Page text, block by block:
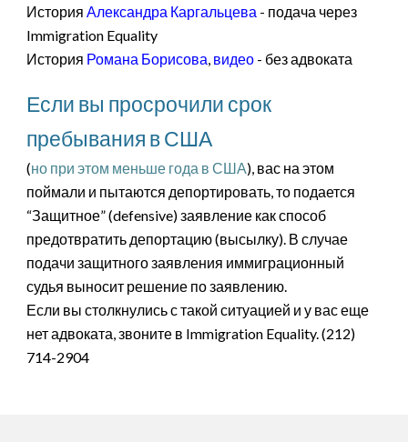
ИсторияАлександра Каргальцева - подача через
Immigration Equality
История Романа Борисова, видео - без адвоката
Если вы просрочили срок
пребывания в США
(но при этом меньше года в США), вас на этом
поймали и пытаются депортировать, то подается
“Защитное” (defensive) заявление как способ
предотвратить депортацию (высылку). В случае
подачи защитного заявления иммиграционный
судья выносит решение по заявлению.
Если вы столкнулись с такой ситуацией и у вас еще
нет адвоката, звоните в Immigration Equality. (212)
714-2904